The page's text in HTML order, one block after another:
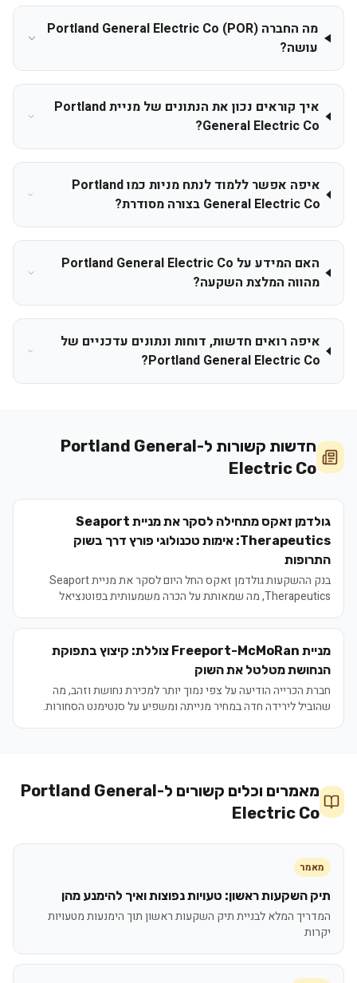
מה החברה Portland General Electric Co (POR)
עושה?
איך קוראים נכון את הנתונים של מניית Portland
General Electric Co?
איפה אפשר ללמוד לנתח מניות כמו Portland
General Electric Co בצורה מסודרת?
האם המידע על Portland General Electric Co
מהווה המלצת השקעה?
איפה רואים חדשות, דוחות ונתונים עדכניים של
Portland General Electric Co?
חדשות קשורות ל-Portland General
Electric Co
גולדמן זאקס מתחילה לסקר את מניית Seaport
Therapeutics: אימות טכנולוגי פורץ דרך בשוק
התרופות
בנק ההשקעות גולדמן זאקס החל היום לסקר את מניית Seaport
Therapeutics, מה שמאותת על הכרה משמעותית בפוטנציאל
אימות הפלטפורמה החדשנית של Seaport, המבטיחה לשנות את פני
תעשיית התרופות.
מניית Freeport-McMoRan צוללת: קיצוץ בתפוקת
הנחושת מטלטל את השוק
חברת הכרייה הודיעה על צפי נמוך יותר למכירת נחושת וזהב, מה
שהוביל לירידה חדה במחיר מנייתה ומשפיע על סנטימנט הסחורות.
מאמרים וכלים קשורים ל-Portland General
Electric Co
מאמר
תיק השקעות ראשון: טעויות נפוצות ואיך להימנע מהן
המדריך המלא לבניית תיק השקעות ראשון תוך הימנעות מטעויות
יקרות